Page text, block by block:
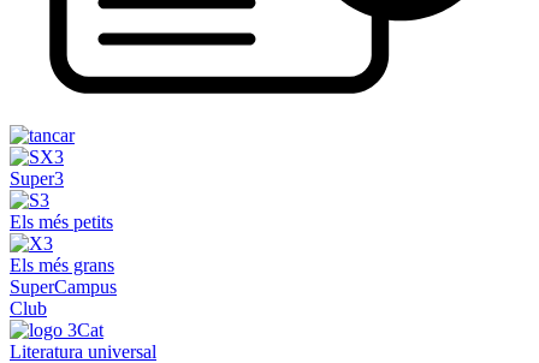
Super3
Els més petits
Els més grans
SuperCampus
Club
Literatura universal